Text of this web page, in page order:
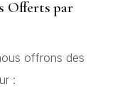
Offerts par
offrons des
: